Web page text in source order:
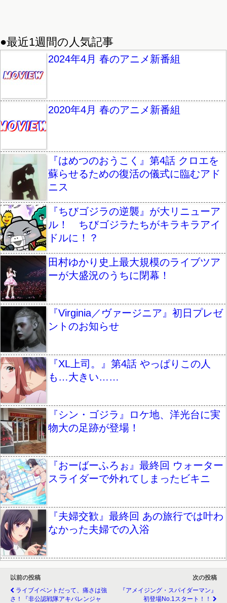
●最近1週間の人気記事
2024年4月 春のアニメ新番組
2020年4月 春のアニメ新番組
『はめつのおうこく』第4話 クロエを
蘇らせるための復活の儀式に臨むアド
ニス
『ちびゴジラの逆襲』が大リニューア
ル！ ちびゴジラたちがキラキラアイ
ドルに！？
田村ゆかり史上最大規模のライブツア
ーが大盛況のうちに閉幕！
『Virginia／ヴァージニア』初日プレゼ
ントのお知らせ
『XL上司。』第4話 やっぱりこの人
も…大きい……
『シン・ゴジラ』ロケ地、洋光台に実
物大の足跡が登場！
『おーばーふろぉ』最終回 ウォーター
スライダーで外れてしまったビキニ
『夫婦交歓』最終回 あの旅行では叶わ
なかった夫婦での入浴
以前の投稿
ライブイベントだって、痛さは強
さ！『非公認戦隊アキバレンジャ
次の投稿
『アメイジング・スパイダーマン』
初登場No.1スタート！！